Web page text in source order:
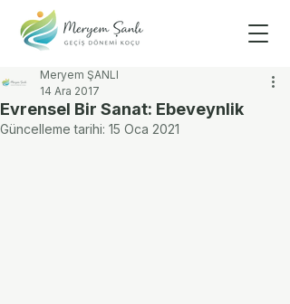
Evrensel Bir Sanat: Ebeveynlik
Meryem ŞANLI
14 Ara 2017
Güncelleme tarihi: 15 Oca 2021